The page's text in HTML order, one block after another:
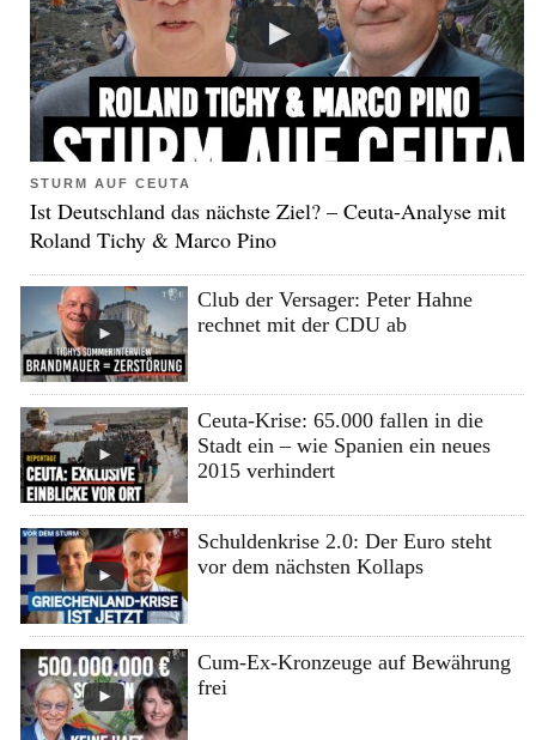
STURM AUF CEUTA
Ist Deutschland das nächste Ziel? – Ceuta-Analyse mit
Roland Tichy & Marco Pino
Club der Versager: Peter Hahne
rechnet mit der CDU ab
Ceuta-Krise: 65.000 fallen in die
Stadt ein – wie Spanien ein neues
2015 verhindert
Schuldenkrise 2.0: Der Euro steht
vor dem nächsten Kollaps
Cum-Ex-Kronzeuge auf Bewährung
frei